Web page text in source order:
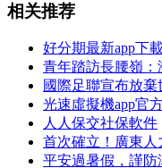
相关推荐
好分期最新app下
青年踏訪長腰嶺
國際足聯宣布放棄
光速虛擬機app官
人人保交社保軟件
首次確立！廣東
平安過暑假，謹